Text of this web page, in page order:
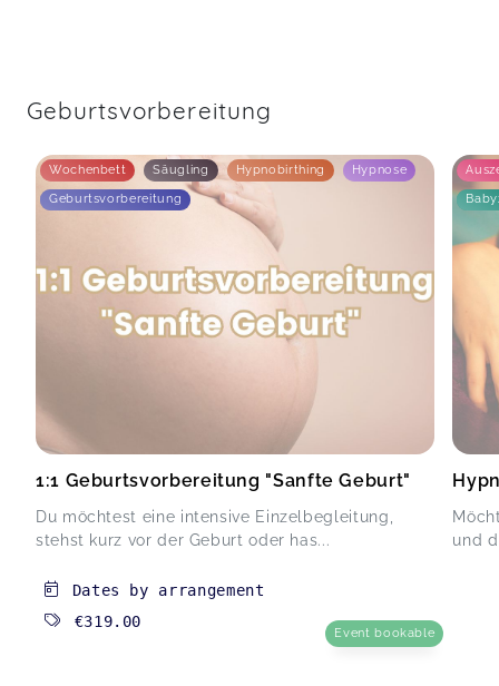
Geburtsvorbereitung
Wochenbett Säugling Hypnobirthing Hypnose
Geburtsvorbereitung
1:1 Geburtsvorbereitung "Sanfte Geburt"
Du möchtest eine intensive Einzelbegleitung,
stehst kurz vor der Geburt oder has...
Dates by arrangement
€319.00
Event bookable
und